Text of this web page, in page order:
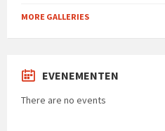
MORE GALLERIES
EVENEMENTEN
There are no events